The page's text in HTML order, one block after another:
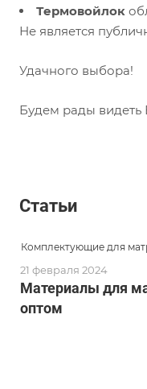
Термовойлок
Не является
Удачного выбора!
Будем рады видеть
Статьи
Комплектующие для
21 февраля 2024
Материалы для
оптом